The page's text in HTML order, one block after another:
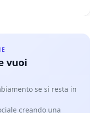
vuoi
se si resta in
creando una